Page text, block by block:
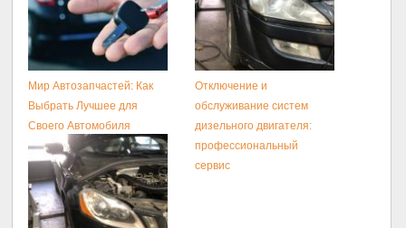
Мир Автозапчастей: Как
Выбрать Лучшее для
Своего Автомобиля
Отключение и
обслуживание систем
дизельного двигателя:
профессиональный
сервис